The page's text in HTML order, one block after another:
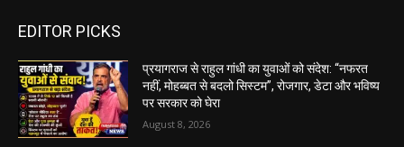
EDITOR PICKS
प्रयागराज से राहुल गांधी का युवाओं को संदेश: “नफरत
नहीं, मोहब्बत से बदलो सिस्टम”, रोजगार, डेटा और भविष्य
पर सरकार को घेरा
August 8, 2026